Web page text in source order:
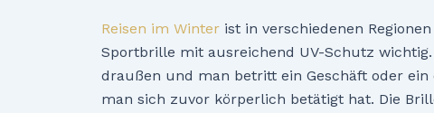
Reisen im Winter ist in verschiedenen
Sportbrille mit ausreichend UV-Schutz
draußen und man betritt ein Geschäft oder
man sich zuvor körperlich betätigt hat. Die